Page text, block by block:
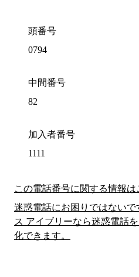
頭番号
0794
中間番号
82
加入者番号
1111
この電話番号に関する情報は
迷惑電話にお困りではない
ス アイブリーなら迷惑電話
化できます。